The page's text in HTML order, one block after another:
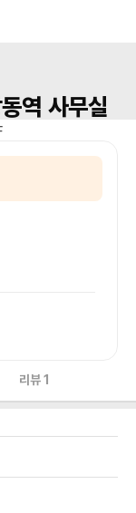
역 사무실
리뷰1